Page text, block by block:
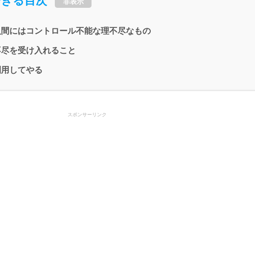
間にはコントロール不能な理不尽なもの
を受け入れること
してやる
スポンサーリンク